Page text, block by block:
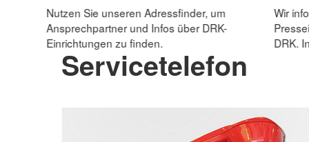
Nutzen Sie unseren Adressfinder, um
Ansprechpartner und Infos über DRK-
Einrichtungen zu finden.
Wir
DRK.
Servicetelefon